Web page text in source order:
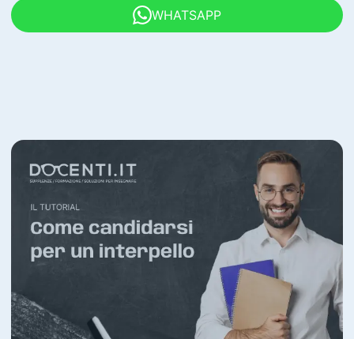
WHATSAPP